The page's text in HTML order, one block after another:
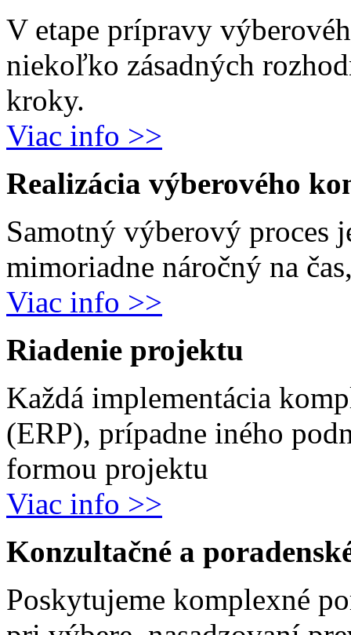
V etape prípravy
niekoľko zásadných
kroky.
Viac info >>
Realizácia výberového
Samotný výberový proces
mimoriadne náročný na
Viac info >>
Riadenie projektu
Každá implementácia
(ERP), prípadne iného
formou projektu
Viac info >>
Konzultačné a
Poskytujeme komplexné